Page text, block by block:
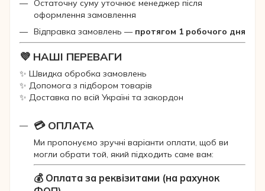
Остаточну суму уточнює менеджер після
оформлення замовлення
Відправка замовлень — протягом 1 робочого дня
💜 НАШІ ПЕРЕВАГИ
✨ Швидка обробка замовлень
✨ Допомога з підбором товарів
✨ Доставка по всій Україні та закордон
💳 ОПЛАТА
Ми пропонуємо зручні варіанти оплати, щоб ви
могли обрати той, який підходить саме вам:
💰 Оплата за реквізитами (на рахунок